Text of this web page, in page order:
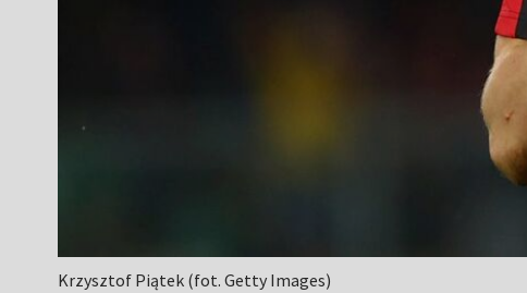
Krzysztof Piątek (fot. Getty Images)